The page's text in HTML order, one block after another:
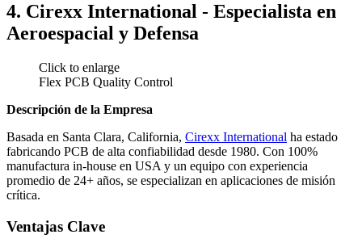
4. Cirexx International - Especialista en
Aeroespacial y Defensa
Click to enlarge
Flex PCB Quality Control
Descripción de la Empresa
Basada en Santa Clara, California, Cirexx International ha estado
fabricando PCB de alta confiabilidad desde 1980. Con 100%
manufactura in-house en USA y un equipo con experiencia
promedio de 24+ años, se especializan en aplicaciones de misión
crítica.
Ventajas Clave